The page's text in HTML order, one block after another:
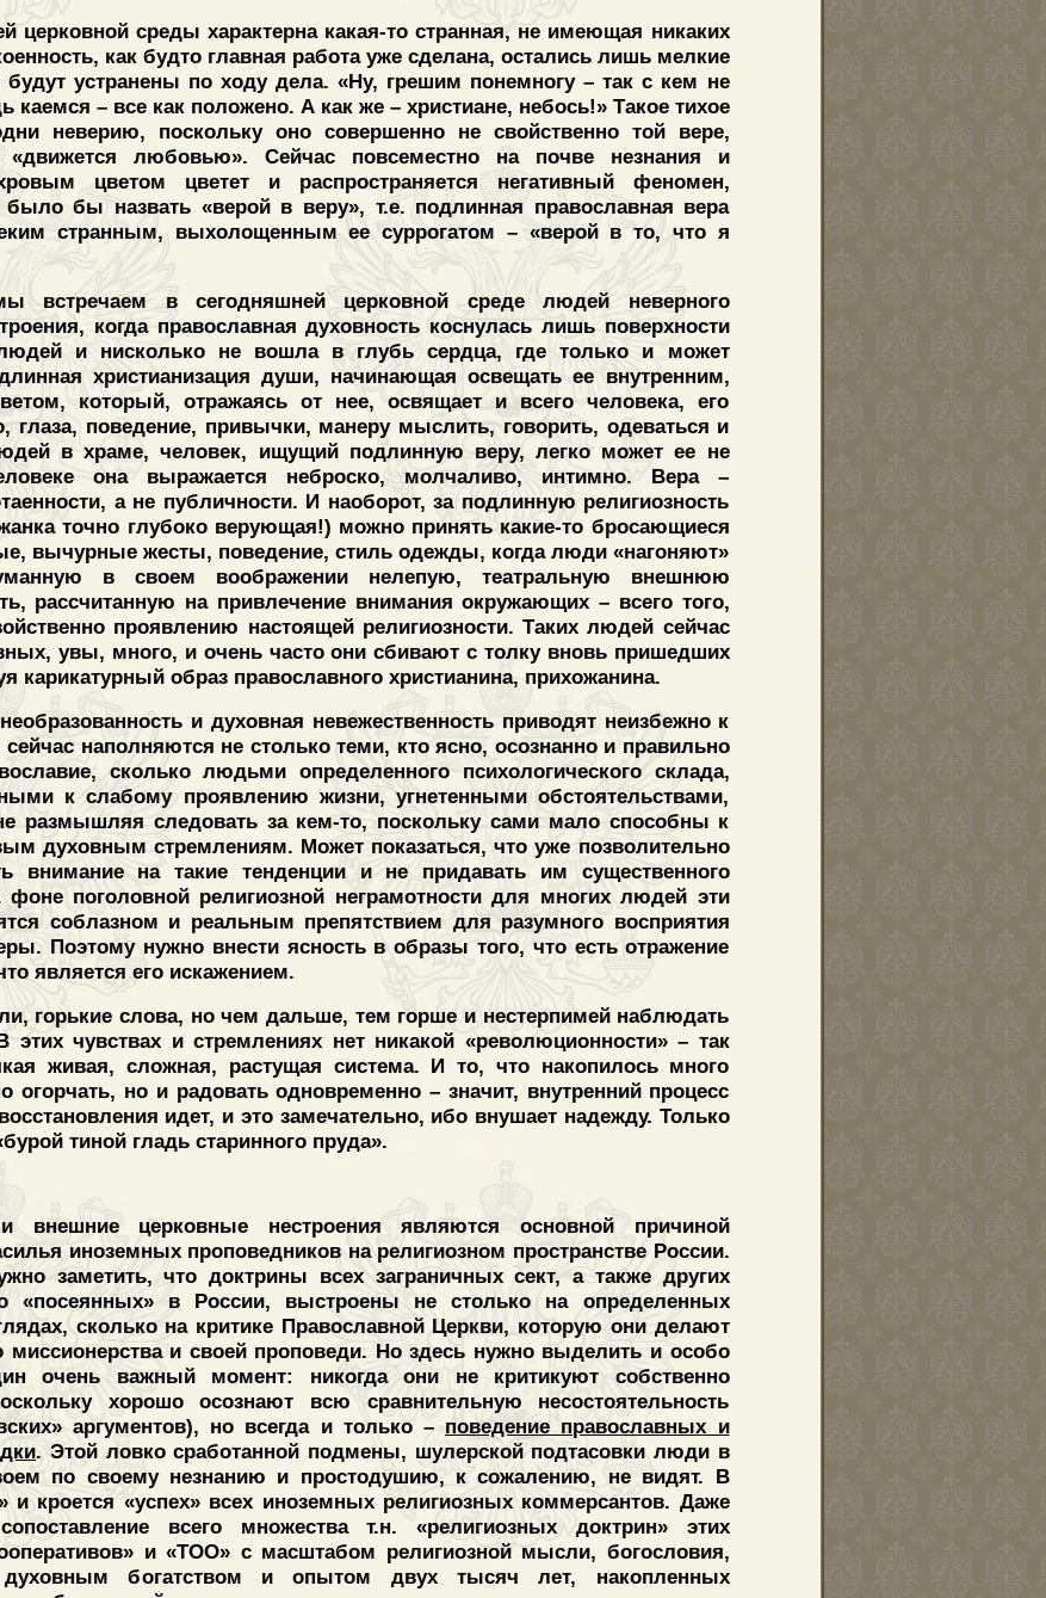
церковной среды характерна какая-то странная, не имеющая никаких
как будто главная работа уже сделана, остались лишь мелкие
будут устранены по ходу дела. «Ну, грешим понемногу – так с кем не
каемся – все как положено. А как же – христиане, небось!» Такое тихое
неверию, поскольку оно совершенно не свойственно той вере,
«движется любовью». Сейчас повсеместно на почве незнания и
цветом цветет и распространяется негативный феномен,
бы назвать «верой в веру», т.е. подлинная православная вера
странным, выхолощенным ее суррогатом – «верой в то, что я
встречаем в сегодняшней церковной среде людей неверного
когда православная духовность коснулась лишь поверхности
и нисколько не вошла в глубь сердца, где только и может
христианизация души, начинающая освещать ее внутренним,
который, отражаясь от нее, освящает и всего человека, его
глаза, поведение, привычки, манеру мыслить, говорить, одеваться и
в храме, человек, ищущий подлинную веру, легко может ее не
она выражается неброско, молчаливо, интимно. Вера –
а не публичности. И наоборот, за подлинную религиозность
точно глубоко верующая!) можно принять какие-то бросающиеся
вычурные жесты, поведение, стиль одежды, когда люди «нагоняют»
в своем воображении нелепую, театральную внешнюю
рассчитанную на привлечение внимания окружающих – всего того,
проявлению настоящей религиозности. Таких людей сейчас
увы, много, и очень часто они сбивают с толку вновь пришедших
карикатурный образ православного христианина, прихожанина.
и духовная невежественность приводят неизбежно к
наполняются не столько теми, кто ясно, осознанно и правильно
сколько людьми определенного психологического склада,
к слабому проявлению жизни, угнетенными обстоятельствами,
размышляя следовать за кем-то, поскольку сами мало способны к
духовным стремлениям. Может показаться, что уже позволительно
внимание на такие тенденции и не придавать им существенного
фоне поголовной религиозной неграмотности для многих людей эти
соблазном и реальным препятствием для разумного восприятия
Поэтому нужно внести ясность в образы того, что есть отражение
является его искажением.
горькие слова, но чем дальше, тем горше и нестерпимей наблюдать
этих чувствах и стремлениях нет никакой «революционности» – так
живая, сложная, растущая система. И то, что накопилось много
огорчать, но и радовать одновременно – значит, внутренний процесс
идет, и это замечательно, ибо внушает надежду. Только
тиной гладь старинного пруда».
и внешние церковные нестроения являются основной причиной
иноземных проповедников на религиозном пространстве России.
заметить, что доктрины всех заграничных сект, а также других
«посеянных» в России, выстроены не столько на определенных
сколько на критике Православной Церкви, которую они делают
миссионерства и своей проповеди. Но здесь нужно выделить и особо
очень важный момент: никогда они не критикуют собственно
хорошо осознают всю сравнительную несостоятельность
аргументов), но всегда и только –поведение православных и
. Этой ловко сработанной подмены, шулерской подтасовки люди в
по своему незнанию и простодушию, к сожалению, не видят. В
и кроется «успех» всех иноземных религиозных коммерсантов. Даже
всего множества т.н. «религиозных доктрин» этих
и «ТОО» с масштабом религиозной мысли, богословия,
богатством и опытом двух тысяч лет, накопленных